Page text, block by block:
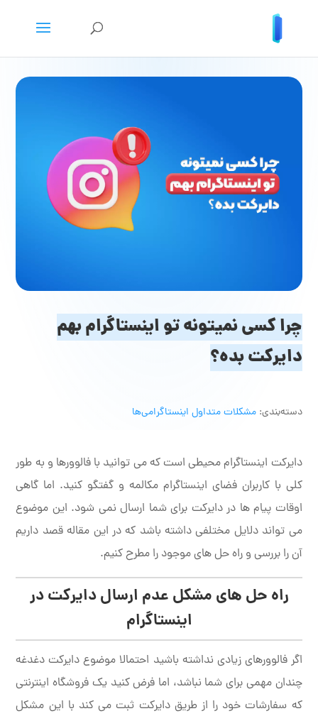
چرا کسی نمیتونه تو اینستاگرام بهم
دایرکت بده؟
دسته‌بندی:مشکلات متداول اینستاگرامی‌ها
دایرکت اینستاگرام محیطی است که می توانید با فالوورها و به طور
کلی با کاربران فضای اینستاگرام مکالمه و گفتگو کنید. اما گاهی
اوقات پیام ها در دایرکت برای شما ارسال نمی شود. این موضوع
می تواند دلایل مختلفی داشته باشد که در این مقاله قصد داریم
آن را بررسی و راه حل های موجود را مطرح کنیم.
راه حل های مشکل عدم ارسال دایرکت در
اینستاگرام
اگر فالوورهای زیادی نداشته باشید احتمالا موضوع دایرکت دغدغه
چندان مهمی برای شما نباشد، اما فرض کنید یک فروشگاه اینترنتی
که سفارشات خود را از طریق دایرکت ثبت می کند با این مشکل